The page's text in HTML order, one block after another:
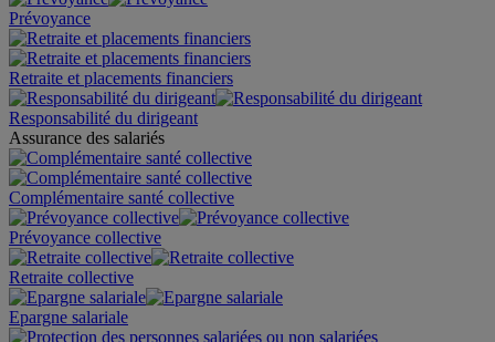
Prévoyance
Retraite et placements financiers
Responsabilité du dirigeant
Assurance des salariés
Complémentaire santé collective
Prévoyance collective
Retraite collective
Epargne salariale